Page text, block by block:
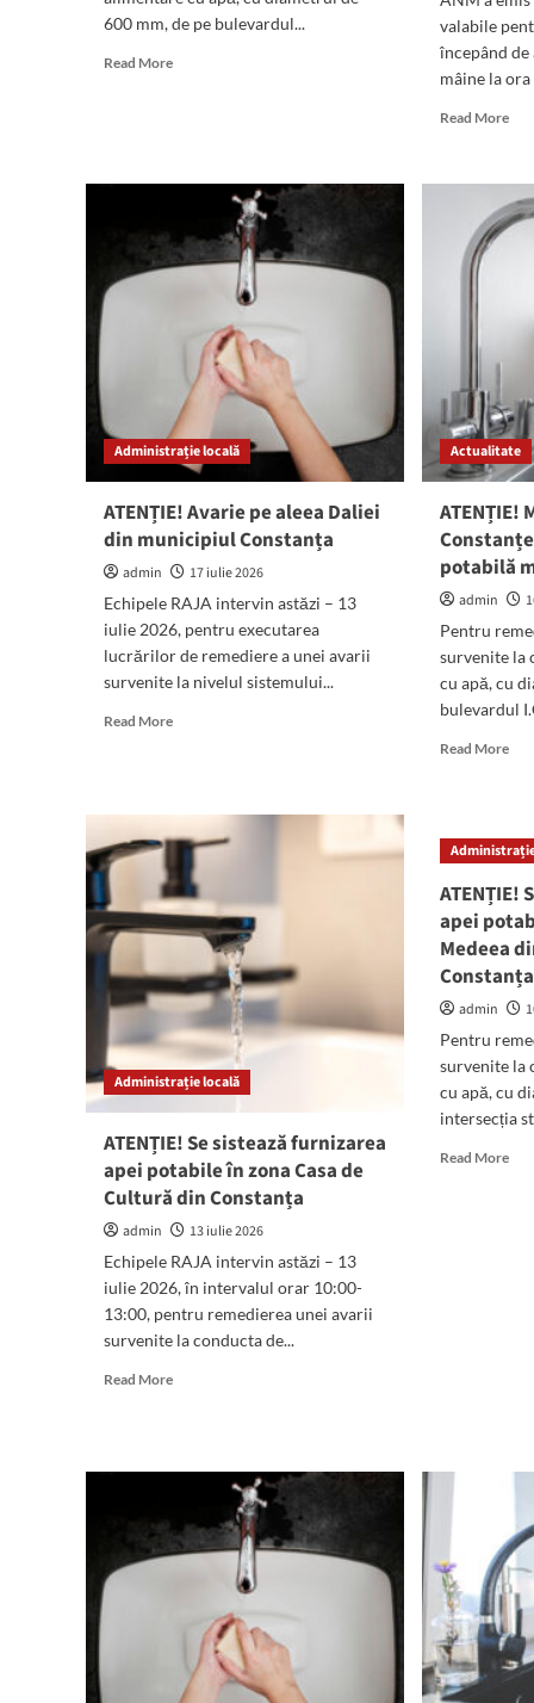
600 mm, de pe bulevardul...
Read MoreRead
în
cartierele
zona
Trezoreria
Constanța!
valabile
începând de
mâine la ora
Read MoreRead
de
Vor
la
de
litri
de
apă
Administrație locală
ATENȚIE! Avarie pe aleea Daliei
din municipiul Constanța
admin
17 iulie 2026
Echipele RAJA intervin astăzi – 13
iulie 2026, pentru executarea
lucrărilor de remediere a unei avarii
survenite la nivelul sistemului...
Read MoreRead
aleea
Daliei
din
municipiul
Constanța
Actualitate
potabilă
admin
Pentru
survenite la
cu apă, cu
bulevardul
Read MoreRead
Mai
ale
fără
21
iulie
Administrație locală
ATENȚIE! Se sistează furnizarea
apei potabile în zona Casa de
Cultură din Constanța
admin
13 iulie 2026
Echipele RAJA intervin astăzi – 13
iulie 2026, în intervalul orar 10:00-
13:00, pentru remedierea unei avarii
survenite la conducta de...
Read MoreRead
furnizarea
apei
potabile
Cultură
din
ATENȚIE!
apei
Medeea
Constanța
admin
Pentru
survenite la
cu apă, cu
intersecția
Read MoreRead